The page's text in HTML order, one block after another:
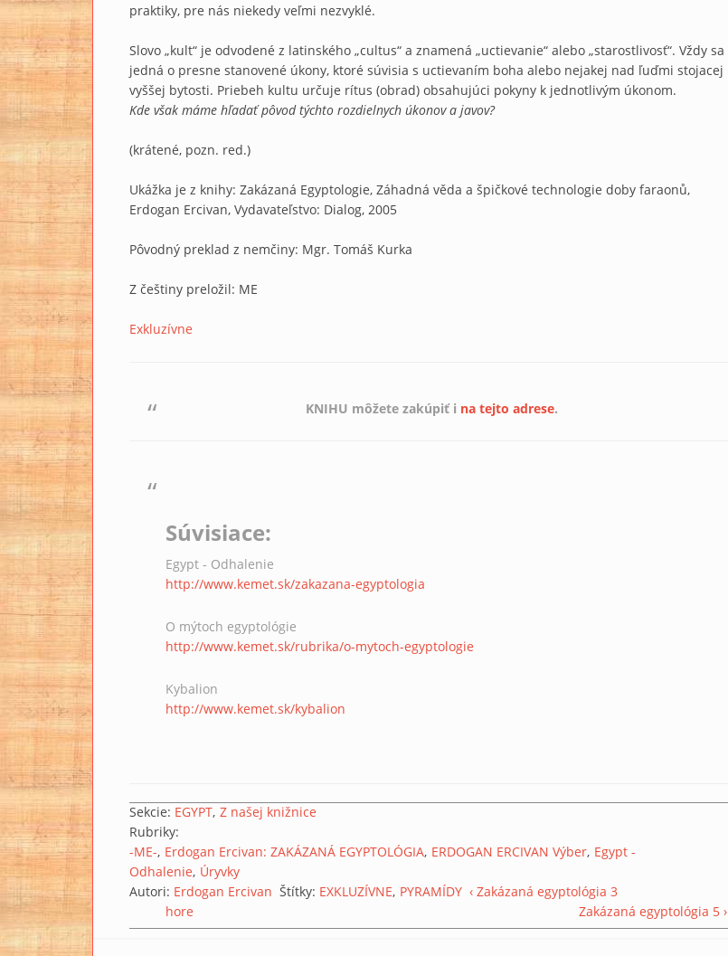
praktiky, pre nás niekedy veľmi nezvyklé.
Slovo „kult“ je odvodené z latinského „cultus“ a znamená „uctievanie“ alebo „starostlivosť“. Vždy sa
jedná o presne stanovené úkony, ktoré súvisia s uctievaním boha alebo nejakej nad ľuďmi stojacej
vyššej bytosti. Priebeh kultu určuje rítus (obrad) obsahujúci pokyny k jednotlivým úkonom.
Kde však máme hľadať pôvod týchto rozdielnych úkonov a javov?
(krátené, pozn. red.)
Ukážka je z knihy: Zakázaná Egyptologie, Záhadná věda a špičkové technologie doby faraonů,
Erdogan Ercivan, Vydavateľstvo: Dialog, 2005
Pôvodný preklad z nemčiny: Mgr. Tomáš Kurka
Z češtiny preložil: ME
Exkluzívne
KNIHU môžete zakúpiť i na tejto adrese.
Súvisiace:
Egypt - Odhalenie
http://www.kemet.sk/zakazana-egyptologia
O mýtoch egyptológie
http://www.kemet.sk/rubrika/o-mytoch-egyptologie
Kybalion
http://www.kemet.sk/kybalion
Sekcie: EGYPT Z našej knižnice
Rubriky:
-ME- Erdogan Ercivan: ZAKÁZANÁ EGYPTOLÓGIA ERDOGAN ERCIVAN Výber Egypt -
Odhalenie Úryvky
Autori: Erdogan Ercivan Štítky: EXKLUZÍVNE PYRAMÍDY ‹ Zakázaná egyptológia 3
hore
Zakázaná egyptológia 5 ›